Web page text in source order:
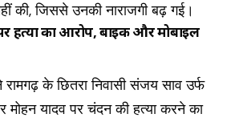
की, जिससे उनकी नाराजगी बढ़ गई।
हत्या का आरोप, बाइक और मोबाइल
रामगढ़ के छितरा निवासी संजय साव उर्फ
यादव पर चंदन की हत्या करने का